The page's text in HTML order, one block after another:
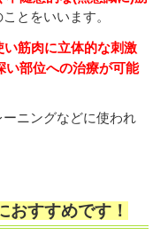
とをいいます。
い筋肉に立体的な刺激
い部位への治療が可能
ニングなどに使われ
おすすめです！